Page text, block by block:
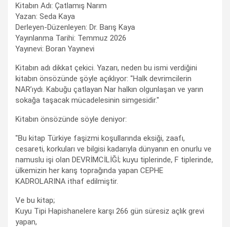
Kitabın Adı: Çatlamış Narım
Yazan: Seda Kaya
Derleyen-Düzenleyen: Dr. Barış Kaya
Yayınlanma Tarihi: Temmuz 2026
Yayınevi: Boran Yayınevi
Kitabın adı dikkat çekici. Yazarı, neden bu ismi verdiğini
kitabın önsözünde şöyle açıklıyor: "Halk devrimcilerin
NAR’ıydı. Kabuğu çatlayan Nar halkın olgunlaşan ve yarın
sokağa taşacak mücadelesinin simgesidir."
Kitabın önsözünde söyle deniyor:
"Bu kitap Türkiye faşizmi koşullarında eksiği, zaafı,
cesareti, korkuları ve bilgisi kadarıyla dünyanın en onurlu ve
namuslu işi olan DEVRİMCİLİĞİ; kuyu tiplerinde, F tiplerinde,
ülkemizin her karış toprağında yapan CEPHE
KADROLARINA ithaf edilmiştir.
Ve bu kitap;
Kuyu Tipi Hapishanelere karşı 266 gün süresiz açlık grevi
yapan,